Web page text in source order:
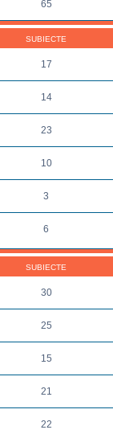
65
SUBIECTE
17
14
23
10
3
6
SUBIECTE
30
25
15
21
22